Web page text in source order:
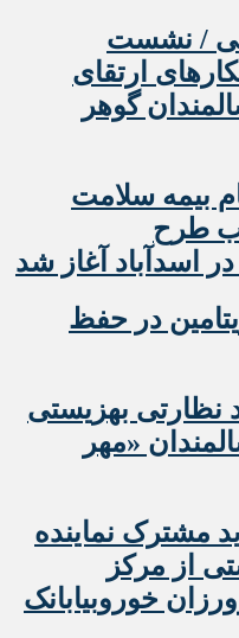
/ نشست
ارتقای
گوهر
بیمه سلامت
طرح
اسدآباد آغاز شد
در حفظ
نظارتی بهزیستی
«مهر
مشترک نماینده
از مرکز
خوروبیابانک